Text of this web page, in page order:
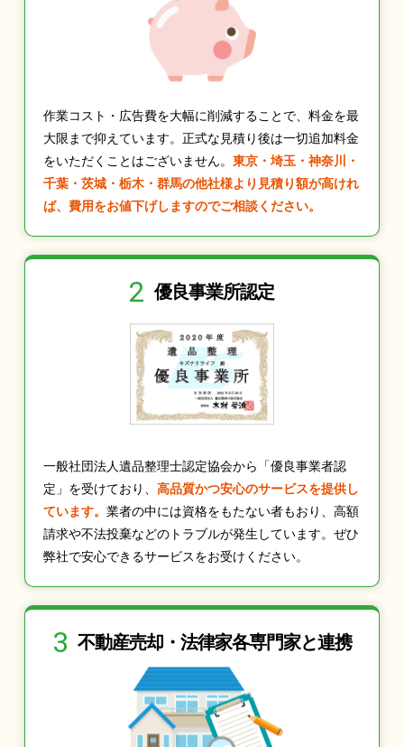
作業コスト・広告費を大幅に削減することで、料金を最
大限まで抑えています。正式な見積り後は一切追加料金
をいただくことはございません。 東京・埼玉・神奈川・
千葉・茨城・栃木・群馬の他社様より見積り額が高けれ
ば、費用をお値下げしますのでご相談ください。
2 優良事業所認定
一般社団法人遺品整理士認定協会から「優良事業者認
定」を受けており、 高品質かつ安心のサービスを提供し
ています。 業者の中には資格をもたない者もおり、高額
請求や不法投棄などのトラブルが発生しています。ぜひ
弊社で安心できるサービスをお受けください。
3 不動産売却・法律家各専門家と連携